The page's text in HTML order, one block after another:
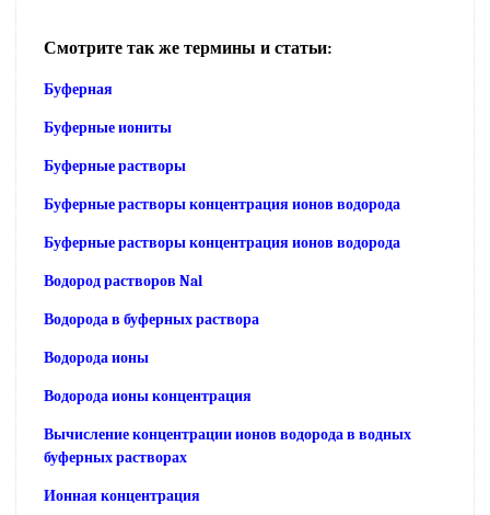
Смотрите так же термины и статьи:
Буферная
Буферные иониты
Буферные растворы
Буферные растворы концентрация ионов водорода
Буферные растворы концентрация ионов водорода
Водород растворов Nal
Водорода в буферных раствора
Водорода ионы
Водорода ионы концентрация
Вычисление концентрации ионов водорода в водных
буферных растворах
Ионная концентрация